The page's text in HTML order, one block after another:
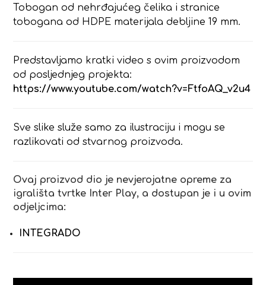
Tobogan od nehrđajućeg čelika i stranice
tobogana od HDPE materijala debljine 19 mm.
Predstavljamo kratki video s ovim proizvodom
od posljednjeg projekta:
https://www.youtube.com/watch?v=FtfoAQ_v2u4
Sve slike služe samo za ilustraciju i mogu se
razlikovati od stvarnog proizvoda.
Ovaj proizvod dio je nevjerojatne opreme za
igrališta tvrtke Inter Play, a dostupan je i u ovim
odjeljcima:
INTEGRADO